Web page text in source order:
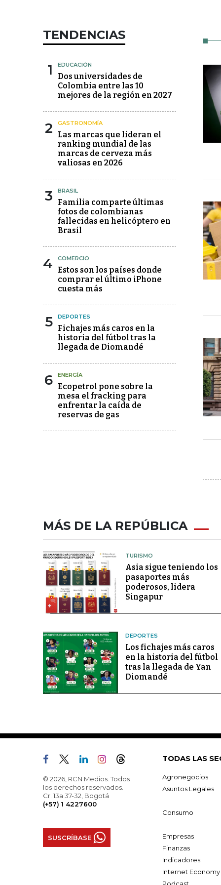
TENDENCIAS
1 EDUCACIÓN
Dos universidades de
Colombia entre las 10
mejores de la región en 2027
2 GASTRONOMÍA
Las marcas que lideran el
ranking mundial de las
marcas de cerveza más
valiosas en 2026
3 BRASIL
Familia comparte últimas
fotos de colombianas
fallecidas en helicóptero en
Brasil
4 COMERCIO
Estos son los países donde
comprar el último iPhone
cuesta más
5 DEPORTES
Fichajes más caros en la
historia del fútbol tras la
llegada de Diomandé
6 ENERGÍA
Ecopetrol pone sobre la
mesa el fracking para
enfrentar la caída de
reservas de gas
MÁS DE LA REPÚBLICA
TURISMO
Asia sigue teniendo los
pasaportes más
poderosos, lidera
Singapur
DEPORTES
Los fichajes más caros
en la historia del fútbol
tras la llegada de Yan
Diomandé
© 2026, RCN Medios. Todos
los derechos reservados.
Cr. 13a 37-32, Bogotá
(+57) 1 4227600
SUSCRÍBASE
TODAS LAS
Agronegocios
Asuntos Legales
Consumo
Empresas
Finanzas
Indicadores
Internet Economy